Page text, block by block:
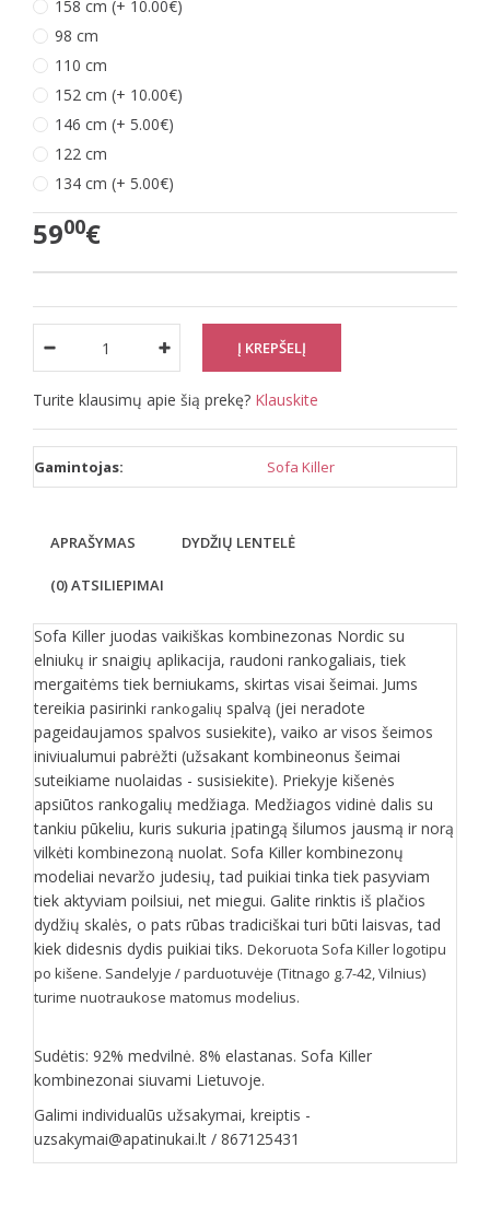
158 cm (+ 10.00€)
98 cm
110 cm
152 cm (+ 10.00€)
146 cm (+ 5.00€)
122 cm
134 cm (+ 5.00€)
5900€
Turite klausimų apie šią prekę? Klauskite
Gamintojas: Sofa Killer
APRAŠYMAS DYDŽIŲ LENTELĖ
(0) ATSILIEPIMAI
Sofa Killer juodas vaikiškas kombinezonas Nordic su
elniukų ir snaigių aplikacija, raudoni rankogaliais, tiek
mergaitėms tiek berniukams, skirtas visai šeimai. Jums
tereikia pasirinki rankogalių spalvą (jei neradote
pageidaujamos spalvos susiekite), vaiko ar visos šeimos
iniviualumui pabrėžti (užsakant kombineonus šeimai
suteikiame nuolaidas - susisiekite). Priekyje kišenės
apsiūtos rankogalių medžiaga. Medžiagos vidinė dalis su
tankiu pūkeliu, kuris sukuria įpatingą šilumos jausmą ir norą
vilkėti kombinezoną nuolat. Sofa Killer kombinezonų
modeliai nevaržo judesių, tad puikiai tinka tiek pasyviam
tiek aktyviam poilsiui, net miegui. Galite rinktis iš plačios
dydžių skalės, o pats rūbas tradiciškai turi būti laisvas, tad
kiek didesnis dydis puikiai tiks. Dekoruota Sofa Killer logotipu
po kišene. Sandelyje / parduotuvėje (Titnago g.7-42, Vilnius)
turime nuotraukose matomus modelius.
Sudėtis: 92% medvilnė. 8% elastanas. Sofa Killer
kombinezonai siuvami Lietuvoje.
Galimi individualūs užsakymai, kreiptis -
uzsakymai@apatinukai.lt / 867125431